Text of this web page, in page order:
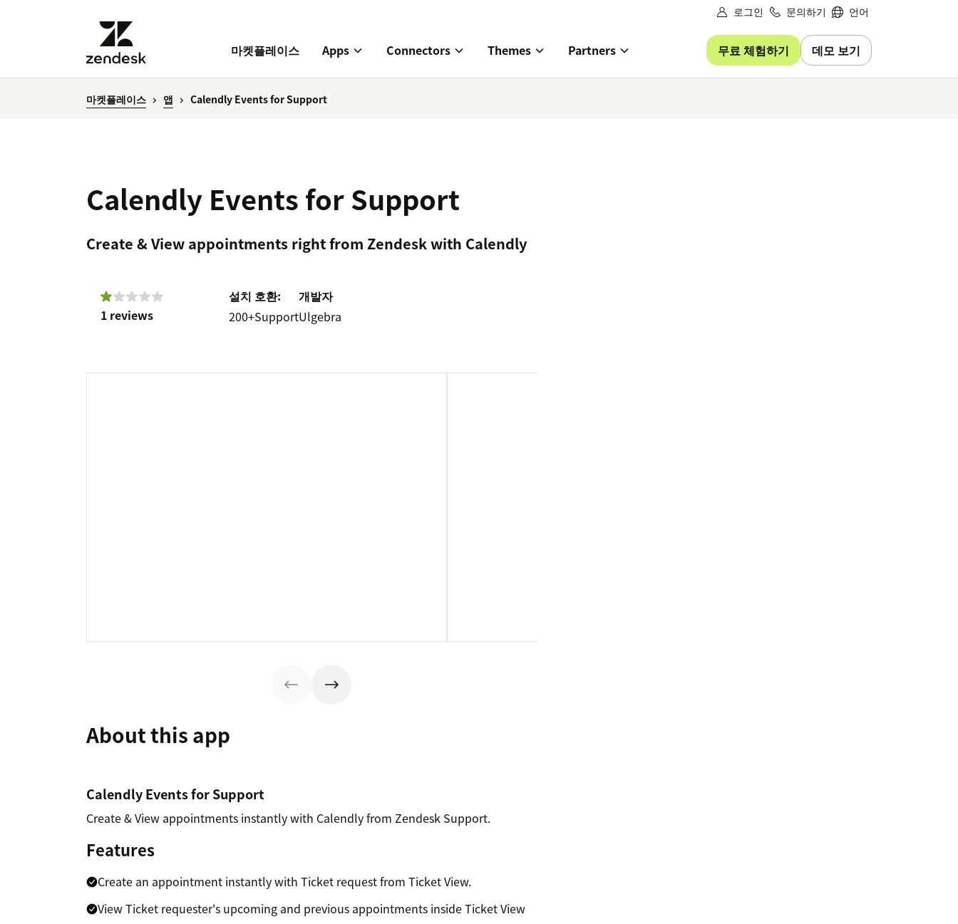
로그인 문의하기 언어
마켓플레이스 Apps Connectors Themes Partners 무료 체험하기 데모 보기
마켓플레이스 앱 Calendly Events for Support
Calendly Events for Support
Create & View appointments right from Zendesk with Calendly
1 reviews
설치
200+
호환:
Support
개발자
Ulgebra
About this app
Calendly Events for Support
Create & View appointments instantly with Calendly from Zendesk Support.
Features
Create an appointment instantly with Ticket request from Ticket View.
View Ticket requester's upcoming and previous appointments inside Ticket View